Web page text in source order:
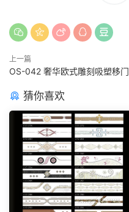
上一篇
OS-042 奢华欧式雕刻吸塑移门
猜你喜欢